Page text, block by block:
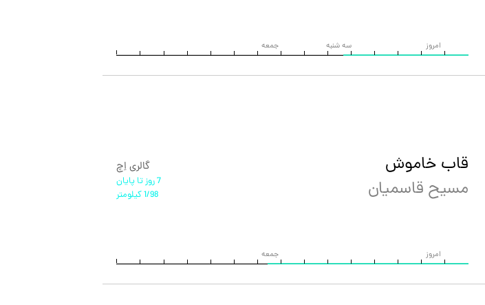
امروز سه شنبه جمعه
قاب خاموش
مسیح قاسمیان
گالری اِچ
7 روز تا پایان
1/98 کیلومتر
امروز جمعه